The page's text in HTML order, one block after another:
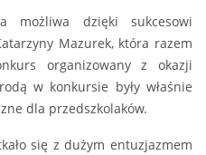
możliwa dzięki sukcesowi
Mazurek, która razem
organizowany z okazji
w konkursie były właśnie
dla przedszkolaków.
się z dużym entuzjazmem